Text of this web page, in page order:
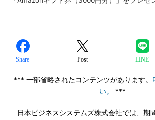
Share Post LINE
*** 一部省略されたコンテンツがあります。
い。
***
日本ビジネスシステムズ株式会社では、期